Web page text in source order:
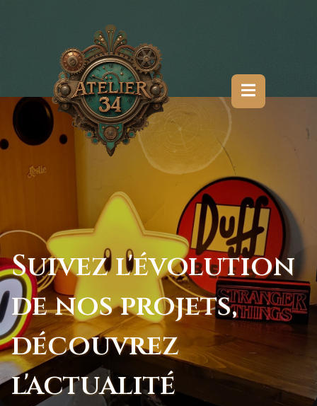
Suivez l'évolution
de nos projets,
découvrez
l'actualité